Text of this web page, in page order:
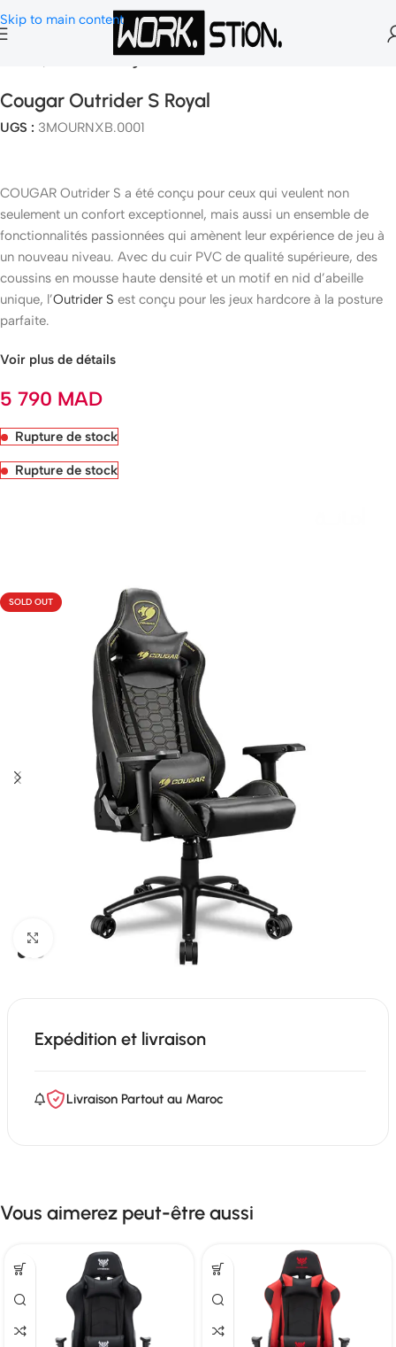
Skip to main content
Chaise Gaming
Cougar Outrider S Royal
UGS : 3MOURNXB.0001
COUGAR Outrider S a été conçu pour ceux qui veulent non
seulement un confort exceptionnel, mais aussi un ensemble de
fonctionnalités passionnées qui amènent leur expérience de jeu à
un nouveau niveau. Avec du cuir PVC de qualité supérieure, des
coussins en mousse haute densité et un motif en nid d’abeille
unique, l’Outrider S est conçu pour les jeux hardcore à la posture
parfaite.
Voir plus de détails
5 790 MAD
Rupture de stock
Rupture de stock
SOLD OUT
Click to enlarge
Expédition et livraison
Livraison Partout au Maroc
Vous aimerez peut-être aussi